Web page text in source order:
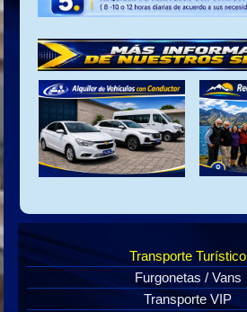
Transporte Turístico
Furgonetas / Vans
Transporte VIP